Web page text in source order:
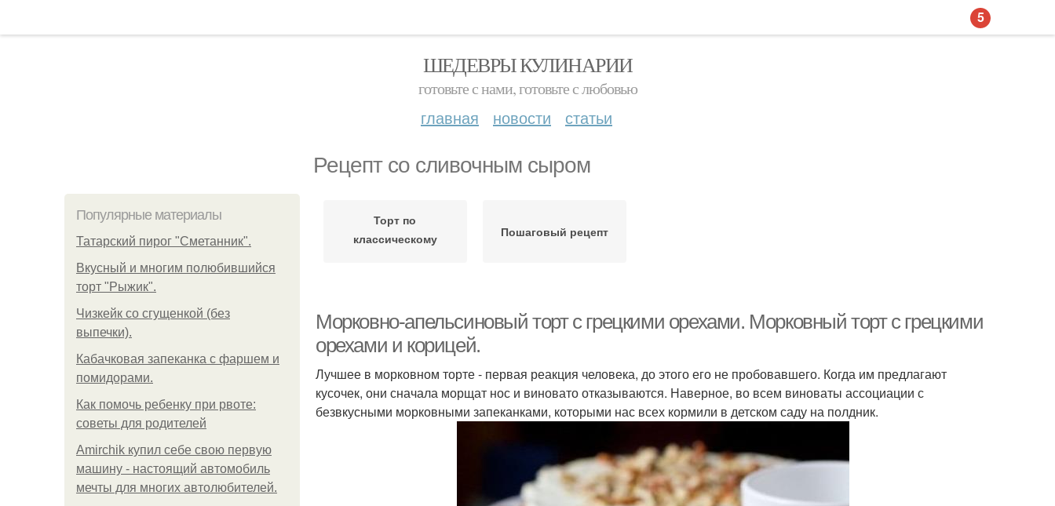
ШЕДЕВРЫ КУЛИНАРИИ
готовьте с нами, готовьте с любовью
главная новости статьи
Рецепт со сливочным сыром
Популярные материалы
Татарский пирог "Сметанник".
Вкусный и многим полюбившийся
торт "Рыжик".
Чизкейк со сгущенкой (без
выпечки).
Кабачковая запеканка с фаршем и
помидорами.
Как помочь ребенку при рвоте:
советы для родителей
Amirchik купил себе свою первую
машину - настоящий автомобиль
мечты для многих автолюбителей.
Торт по
классическому
Пошаговый рецепт
Морковно-апельсиновый торт с грецкими орехами. Морковный торт с грецкими
орехами и корицей.
Лучшее в морковном торте - первая реакция человека, до этого его не пробовавшего. Когда им предлагают
кусочек, они сначала морщат нос и виновато отказываются. Наверное, во всем виноваты ассоциации с
безвкусными морковными запеканками, которыми нас всех кормили в детском саду на полдник.
5